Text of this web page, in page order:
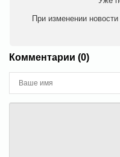
При изменении
Комментарии (0)